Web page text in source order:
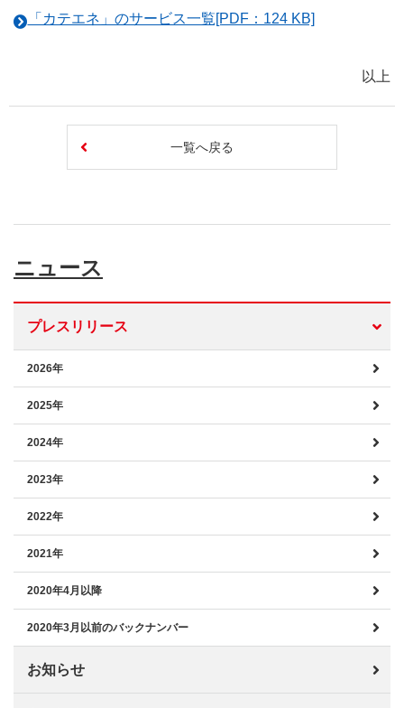
「カテエネ」のサービス一覧[PDF：124 KB]
以上
一覧へ戻る
ニュース
プレスリリース
2026年
2025年
2024年
2023年
2022年
2021年
2020年4月以降
2020年3月以前のバックナンバー
お知らせ